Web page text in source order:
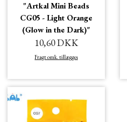
"Artkal Mini Beads
CG05 - Light Orange
(Glow in the Dark)"
10,60 DKK
Fragt omk. tillægges